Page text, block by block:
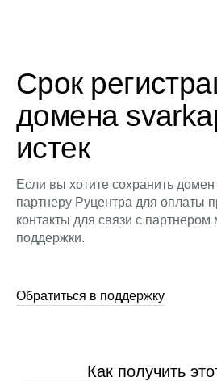
Срок
домена
истек
Если вы хотите сохранить
партнеру Руцентра для оплаты
контакты для связи с
поддержки.
Обратиться в поддержку
Как получить